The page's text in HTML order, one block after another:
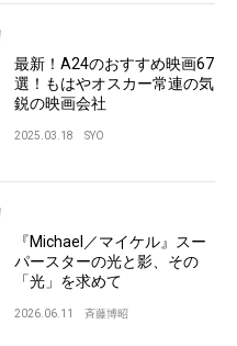
最新！A24のおすすめ映画67
選！もはやオスカー常連の気
鋭の映画会社
2025.03.18 SYO
『Michael／マイケル』スー
パースターの光と影、その
「光」を求めて
2026.06.11 斉藤博昭